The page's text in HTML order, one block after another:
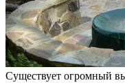
Существует огромный